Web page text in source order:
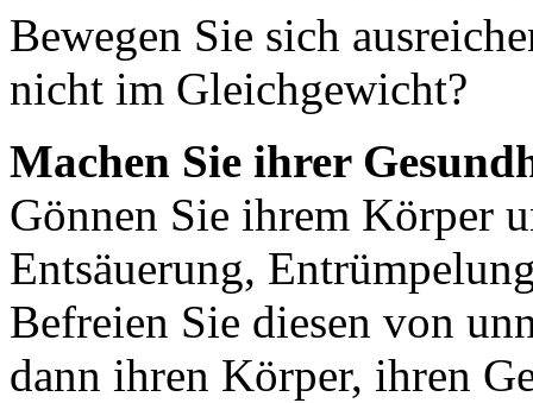
Bewegen Sie sich
nicht im Gleichgewicht?
Machen Sie ihrer
Gönnen Sie ihrem Körper
Entsäuerung,
Befreien Sie diesen von
dann ihren Körper, ihren